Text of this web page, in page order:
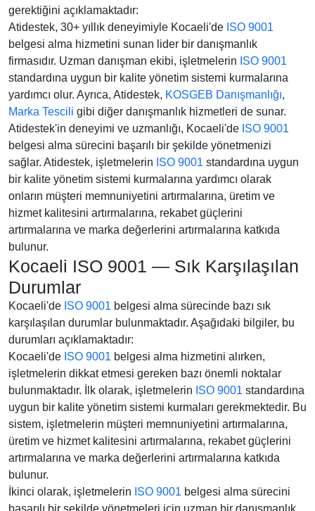
gerektiğini açıklamaktadır:
Atidestek, 30+ yıllık deneyimiyle Kocaeli'de ISO 9001
belgesi alma hizmetini sunan lider bir danışmanlık
firmasıdır. Uzman danışman ekibi, işletmelerin ISO 9001
standardına uygun bir kalite yönetim sistemi kurmalarına
yardımcı olur. Ayrıca, Atidestek, KOSGEB Danışmanlığı,
Marka Tescili gibi diğer danışmanlık hizmetleri de sunar.
Atidestek'in deneyimi ve uzmanlığı, Kocaeli'de ISO 9001
belgesi alma sürecini başarılı bir şekilde yönetmenizi
sağlar. Atidestek, işletmelerin ISO 9001 standardına uygun
bir kalite yönetim sistemi kurmalarına yardımcı olarak
onların müşteri memnuniyetini artırmalarına, üretim ve
hizmet kalitesini artırmalarına, rekabet güçlerini
artırmalarına ve marka değerlerini artırmalarına katkıda
bulunur.
Kocaeli ISO 9001 — Sık Karşılaşılan
Durumlar
Kocaeli'de ISO 9001 belgesi alma sürecinde bazı sık
karşılaşılan durumlar bulunmaktadır. Aşağıdaki bilgiler, bu
durumları açıklamaktadır:
Kocaeli'de ISO 9001 belgesi alma hizmetini alırken,
işletmelerin dikkat etmesi gereken bazı önemli noktalar
bulunmaktadır. İlk olarak, işletmelerin ISO 9001 standardına
uygun bir kalite yönetim sistemi kurmaları gerekmektedir. Bu
sistem, işletmelerin müşteri memnuniyetini artırmalarına,
üretim ve hizmet kalitesini artırmalarına, rekabet güçlerini
artırmalarına ve marka değerlerini artırmalarına katkıda
bulunur.
İkinci olarak, işletmelerin ISO 9001 belgesi alma sürecini
başarılı bir şekilde yönetmeleri için uzman bir danışmanlık